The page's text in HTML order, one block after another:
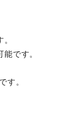
です。
す。